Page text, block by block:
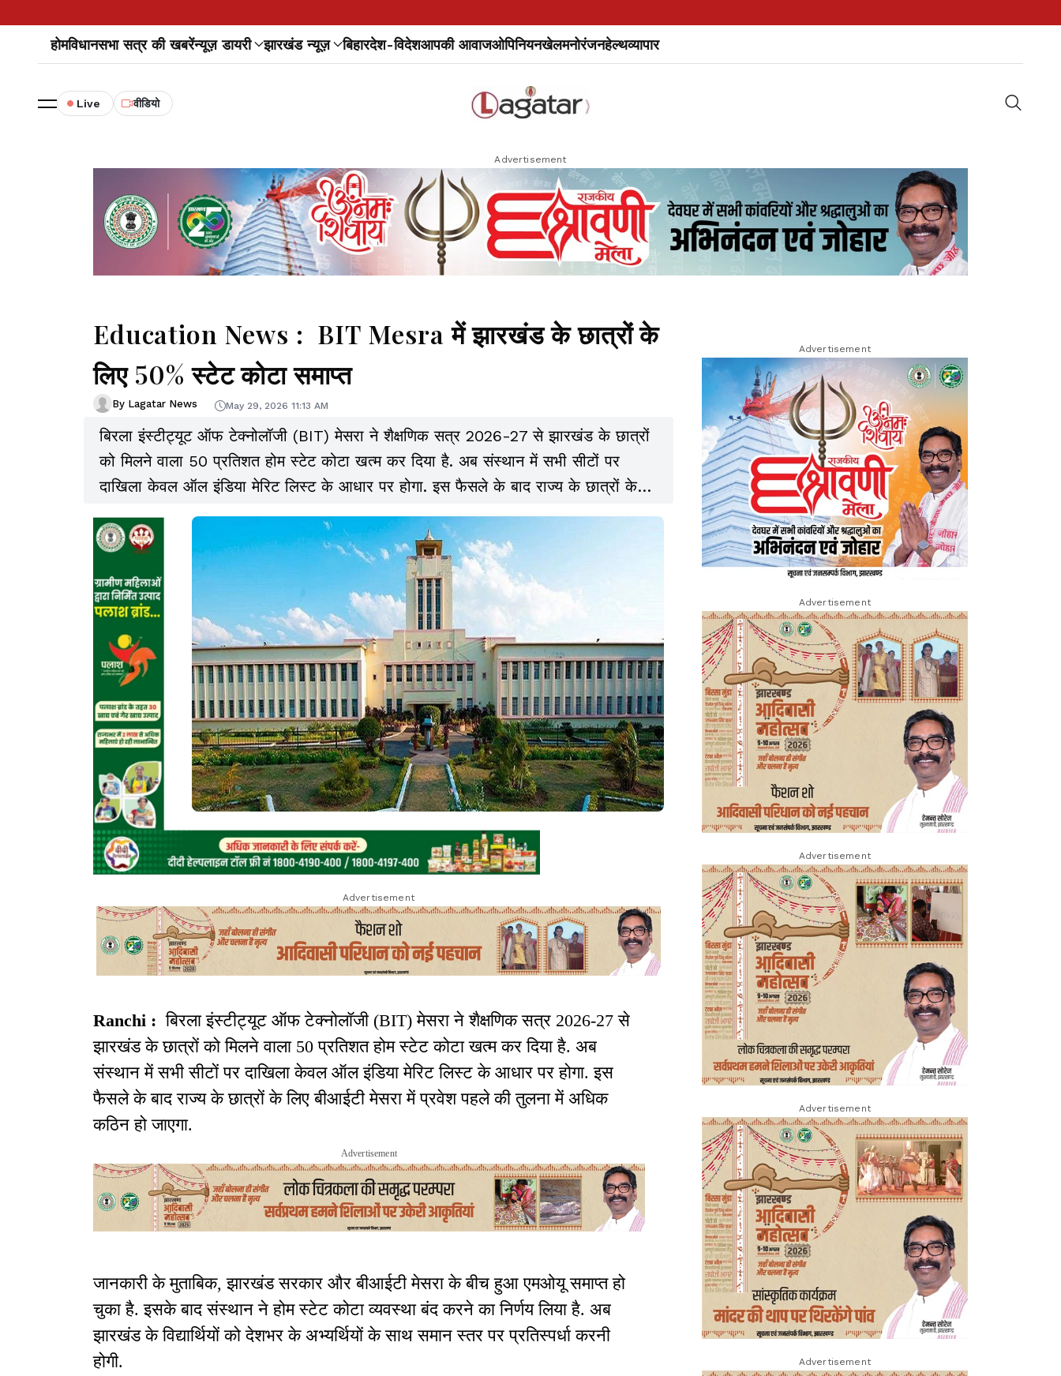
होमविधानसभा सत्र की खबरेंन्यूज़ डायरी झारखंड न्यूज़ बिहारदेश-विदेशआपकी आवाजओपिनियनखेलमनोरंजनहेल्थव्यापार
Live वीडियो
Advertisement
Education News : BIT Mesra में झारखंड के छात्रों के
लिए 50% स्टेट कोटा समाप्त
By Lagatar News May 29, 2026 11:13 AM
बिरला इंस्टीट्यूट ऑफ टेक्नोलॉजी (BIT) मेसरा ने शैक्षणिक सत्र 2026-27 से झारखंड के छात्रों
को मिलने वाला 50 प्रतिशत होम स्टेट कोटा खत्म कर दिया है. अब संस्थान में सभी सीटों पर
दाखिला केवल ऑल इंडिया मेरिट लिस्ट के आधार पर होगा. इस फैसले के बाद राज्य के छात्रों के
लिए बीआईटी मेसरा में प्रवेश पहले की तुलना में अधिक कठिन हो जाएगा.
Advertisement
Ranchi :बिरला इंस्टीट्यूट ऑफ टेक्नोलॉजी (BIT) मेसरा ने शैक्षणिक सत्र 2026-27 से
झारखंड के छात्रों को मिलने वाला 50 प्रतिशत होम स्टेट कोटा खत्म कर दिया है. अब
संस्थान में सभी सीटों पर दाखिला केवल ऑल इंडिया मेरिट लिस्ट के आधार पर होगा. इस
फैसले के बाद राज्य के छात्रों के लिए बीआईटी मेसरा में प्रवेश पहले की तुलना में अधिक
कठिन हो जाएगा.
Advertisement
जानकारी के मुताबिक, झारखंड सरकार और बीआईटी मेसरा के बीच हुआ एमओयू समाप्त हो
चुका है. इसके बाद संस्थान ने होम स्टेट कोटा व्यवस्था बंद करने का निर्णय लिया है. अब
झारखंड के विद्यार्थियों को देशभर के अभ्यर्थियों के साथ समान स्तर पर प्रतिस्पर्धा करनी
होगी.
Advertisement
Advertisement
Advertisement
Advertisement
Advertisement